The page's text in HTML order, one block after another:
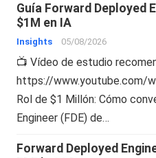
Guía Forward Deployed
$1M en IA
Insights 05/08/2026
📺 Vídeo de estudio
https://www.youtube.com/
Rol de $1 Millón: Cómo
Engineer (FDE) de…
Forward Deployed